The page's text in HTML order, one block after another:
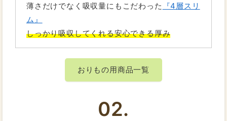
薄さだけでなく吸収量にもこだわった
『4層スリ
ム』
しっかり吸収してくれる安心できる厚み
おりもの用商品一覧
02.